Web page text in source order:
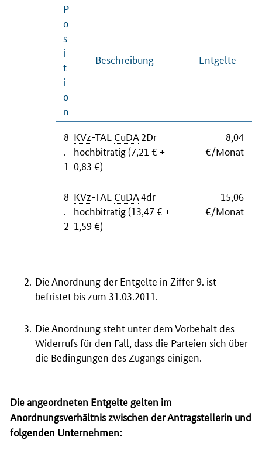
P
o
s
i
t
i
o
n
Beschreibung Entgelte
8
1
KVz-TAL CuDA 2Dr
hochbitratig (7,21 € +
0,83 €)
8,04
€/Monat
8
2
KVz-TAL CuDA4dr
hochbitratig (13,47 € +
1,59 €)
15,06
€/Monat
Die Anordnung der Entgelte in Ziffer 9. ist
befristet bis zum 31.03.2011.
Die Anordnung steht unter dem Vorbehalt des
Widerrufs für den Fall, dass die Parteien sich über
die Bedingungen des Zugangs einigen.
Die angeordneten Entgelte gelten im
Anordnungsverhältnis zwischen der Antragstellerin und
folgenden Unternehmen: